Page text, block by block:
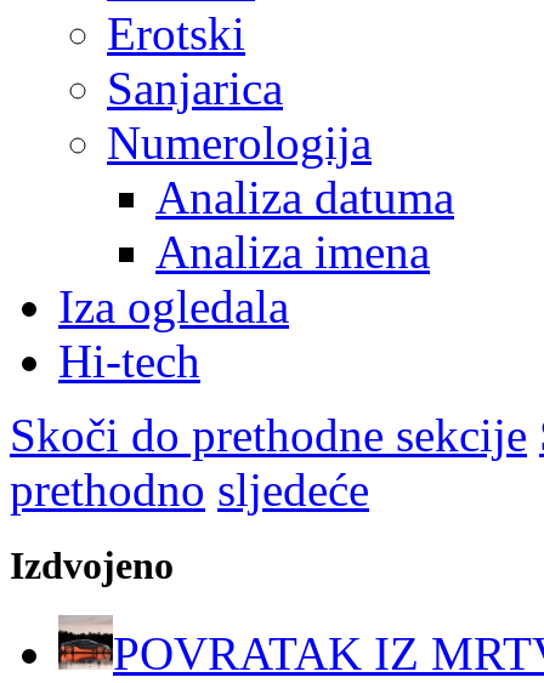
Erotski
Sanjarica
Numerologija
Analiza datuma
Analiza imena
Iza ogledala
Hi-tech
Skoči do prethodne sekcije
prethodno sljedeće
Izdvojeno
POVRATAK IZ